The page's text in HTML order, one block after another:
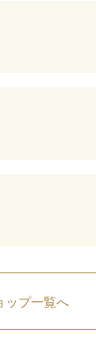
ップ一覧へ